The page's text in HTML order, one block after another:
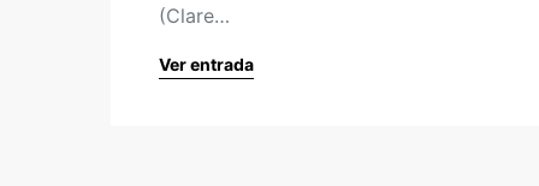
(Clare…
Ver entrada